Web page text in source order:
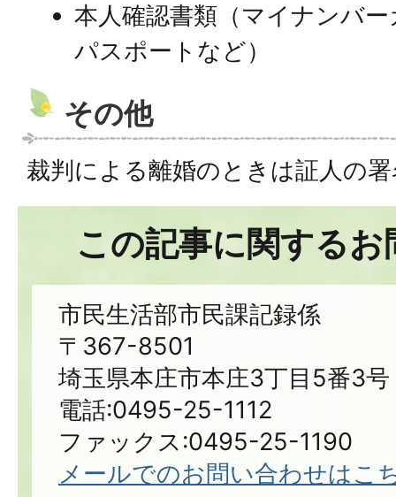
本人確認書類（マイナンバ
パスポートなど）
その他
裁判による離婚のときは証人の
この記事に関する
市民生活部市民課記録係
〒367-8501
埼玉県本庄市本庄3丁目5番3号
電話:0495-25-1112
ファックス:0495-25-1190
メールでのお問い合わせはこ